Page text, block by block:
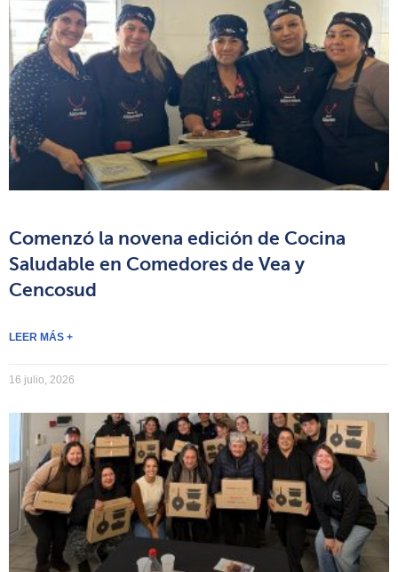
Comenzó la novena edición de Cocina
Saludable en Comedores de Vea y
Cencosud
LEER MÁS +
16 julio, 2026